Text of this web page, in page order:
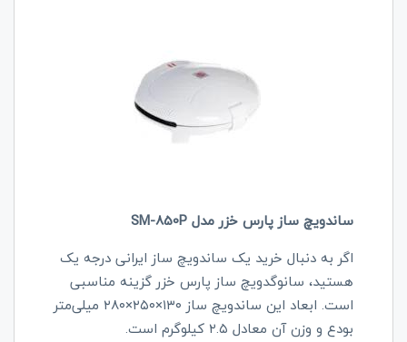
ساندویچ ساز پارس خزر مدل SM-850P
اگر به دنبال خرید یک ساندویچ ساز ایرانی درجه یک
هستید، سانوگدویچ ساز پارس خزر گزینه مناسبی
است. ابعاد این ساندویچ ساز ۱۳۰×۲۵۰×۲۸۰ میلی‌متر
بودع و وزن آن معادل ۲.۵ کیلوگرم است.